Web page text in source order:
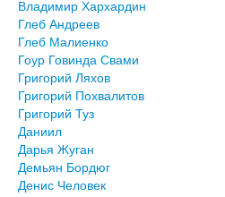
Владимир Хархардин
Глеб Андреев
Глеб Малиенко
Гоур Говинда Свами
Григорий Ляхов
Григорий Похвалитов
Григорий Туз
Даниил
Дарья Жуган
Демьян Бордюг
Денис Человек